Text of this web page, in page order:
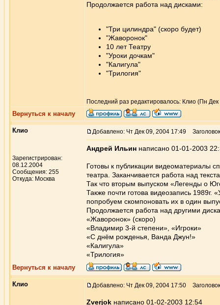
Продолжается работа над дисками:
"Три цилиндра" (скоро будет)
"Жаворонок"
10 лет Театру
"Уроки дочкам"
"Калигула"
"Трилогия"
Последний раз редактировалось: Клио (Пн
Вернуться к началу
Клио
Зарегистрирован:
08.12.2004
Сообщения: 255
Откуда: Москва
Добавлено: Чт Дек 09, 2004 17:49
Андрей Ильин написано 01-01-2003
Готовы к публикации видеоматериалы
театра. Заканчивается работа над
Так что вторым выпуском «Легенды о
Также почти готова видеозапись
попробуем скомпоновать их в один
Продолжается работа над другими
«Жаворонок» (скоро)
«Владимир 3-й степени», «Игроки»
«С днём рожденья, Ванда Джун!»
«Калигула»
«Трилогия»
Вернуться к началу
Клио Добавлено: Чт Дек 09, 2004 17:50
Zverjok написано 01-02-2003 12:54